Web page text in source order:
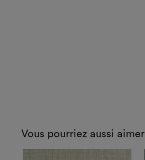
Vous pourriez aussi aimer